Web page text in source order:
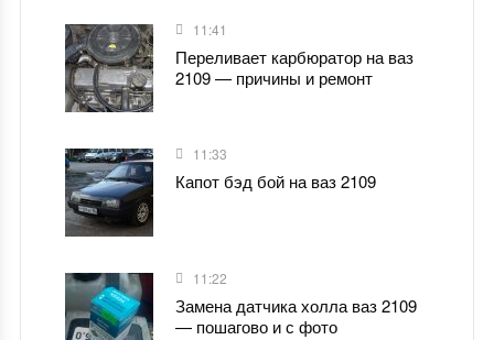
11:41
Переливает карбюратор на ваз
2109 — причины и ремонт
11:33
Капот бэд бой на ваз 2109
11:22
Замена датчика холла ваз 2109
— пошагово и с фото